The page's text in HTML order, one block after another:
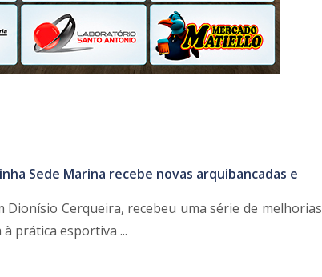
Sede Marina recebe novas arquibancadas e
Dionísio Cerqueira, recebeu uma série de melhorias
prática esportiva ...